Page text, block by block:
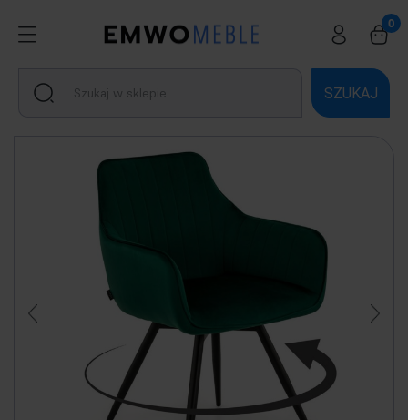
SZUKAJ